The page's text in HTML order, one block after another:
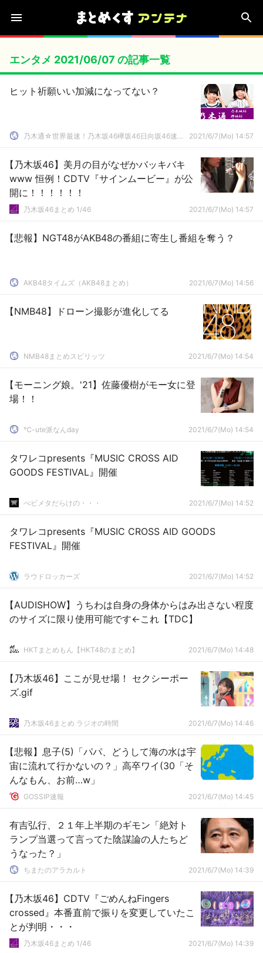
エンタメ 2021/06/07 の記事一覧
ヒット祈願いい加減になってない？
乃木通☆世界最速！乃木坂46欅坂46日向坂46速報まとめ 2021/6/7(Mo) 14:57
【乃木坂46】美月の目がなぜかバッキバキ
www 恒例！CDTV『サインムービー』が公
開に！！！！！！
乃木坂46まとめ 1/46 2021/6/7(Mo) 14:57
【悲報】NGT48がAKB48の番組に寄生し番組を奪う？
AKB48タイムズ（AKB48まとめ） 2021/6/7(Mo) 14:56
【NMB48】ドローン撮影が進化してる
NMB48まとめスピリッツ 2021/6/7(Mo) 14:54
【モーニング娘。'21】佐藤優樹がモー女に登
場！！
℃-ute派なんday 2021/6/7(Mo) 14:54
タワレコpresents『MUSIC CROSS AID
GOODS FESTIVAL』開催
べビメタだらけの・・・ 2021/6/7(Mo) 14:52
タワレコpresents『MUSIC CROSS AID GOODS
FESTIVAL』開催
ラウドロッカーズ 2021/6/7(Mo) 14:52
【AUDISHOW】うちわは自身の身体からはみ出さない程度
のサイズに限り使用可能です←これ【TDC】
HKTまとめもん【HKT48のまとめ】 2021/6/7(Mo) 14:48
【乃木坂46】ここが見せ場！ セクシーポー
ズ.gif
乃木坂46まとめ ラジオの時間 2021/6/7(Mo) 14:46
【悲報】息子(5)「パパ、どうして海の水は宇
宙に流れて行かないの？」高卒ワイ(30「そ
んなもん、お前…w」
GOSSIP速報 2021/6/7(Mo) 14:45
有吉弘行、２１年上半期のギモン「絶対ト
ランプ当選って言ってた陰謀論の人たちど
うなった？」
ちまたのアラカルト 2021/6/7(Mo) 14:39
【乃木坂46】CDTV『ごめんねFingers
crossed』本番直前で振りを変更していたこ
とが判明・・・
乃木坂46まとめ 1/46 2021/6/7(Mo) 14:39